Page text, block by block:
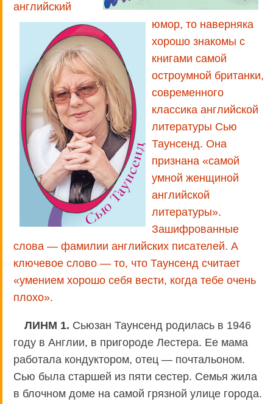
английский
юмор, то наверняка
хорошо знакомы с
книгами самой
остроумной британки,
современного
классика английской
литературы Сью
Таунсенд. Она
признана «самой
умной женщиной
английской
литературы».
Зашифрованные
слова — фамилии английских писателей. А
ключевое слово — то, что Таунсенд считает
«умением хорошо себя вести, когда тебе очень
плохо».
ЛИНМ 1. Сьюзан Таунсенд родилась в 1946
году в Англии, в пригороде Лестера. Ее мама
работала кондуктором, отец — почтальоном.
Сью была старшей из пяти сестер. Семья жила
в блочном доме на самой грязной улице города.